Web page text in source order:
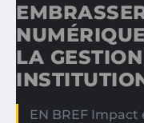
LA
EN BREF